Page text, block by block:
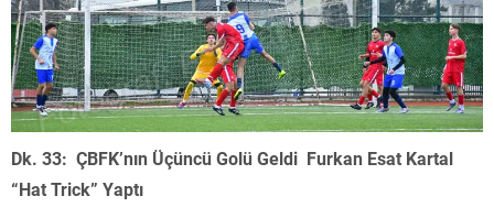
Dk. 33: ÇBFK’nın Üçüncü Golü Geldi Furkan Esat Kartal
“Hat Trick” Yaptı